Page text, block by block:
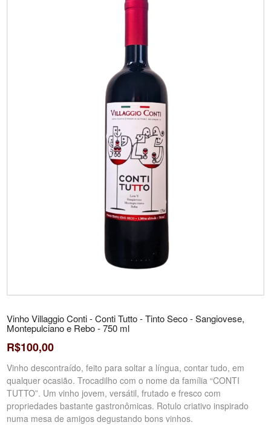
Vinho Villaggio Conti - Conti Tutto - Tinto Seco - Sangiovese,
Montepulciano e Rebo - 750 ml
R$100,00
Vinho descontraído, feito para soltar a língua, contar tudo, em
qualquer ocasião. Trocadilho com o nome da família “CONTI
TUTTO”. Um vinho jovem, versátil, frutado e fresco com
propriedades bastante gastronômicas. Rotulo criativo inspirado
numa mesa de amigos degustando bons vinhos.